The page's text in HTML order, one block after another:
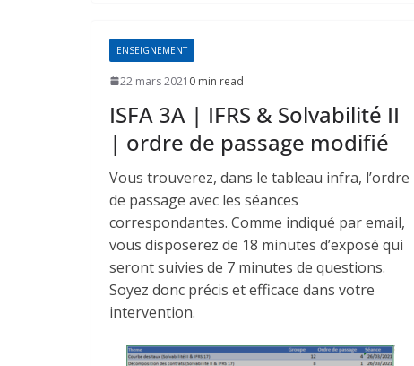
ENSEIGNEMENT
22 mars 2021 0 min read
ISFA 3A | IFRS & Solvabilité II
| ordre de passage modifié
Vous trouverez, dans le tableau infra, l’ordre
de passage avec les séances
correspondantes. Comme indiqué par email,
vous disposerez de 18 minutes d’exposé qui
seront suivies de 7 minutes de questions.
Soyez donc précis et efficace dans votre
intervention.